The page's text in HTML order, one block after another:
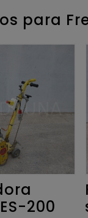
para
200